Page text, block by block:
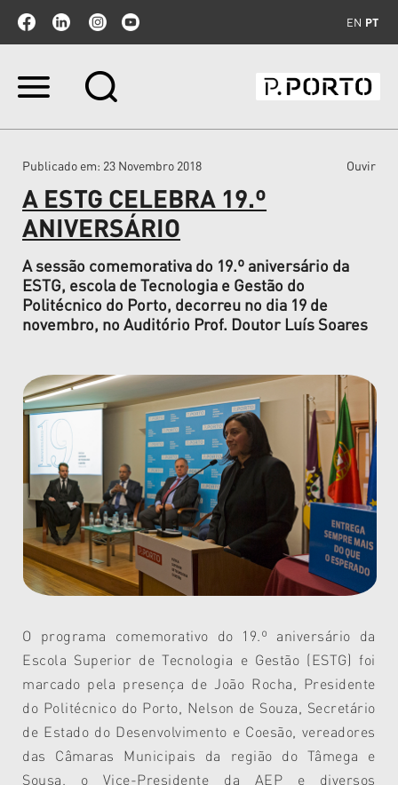
EN PT
Ir
Ir
navegação
Publicado em: 23 Novembro 2018 Ouvir
A ESTG CELEBRA 19.º
ANIVERSÁRIO
A sessão comemorativa do 19.º aniversário da
ESTG, escola de Tecnologia e Gestão do
Politécnico do Porto, decorreu no dia 19 de
novembro, no Auditório Prof. Doutor Luís Soares
O programa comemorativo do 19.º aniversário da
Escola Superior de Tecnologia e Gestão (ESTG) foi
marcado pela presença de João Rocha, Presidente
do Politécnico do Porto, Nelson de Souza, Secretário
de Estado do Desenvolvimento e Coesão, vereadores
das Câmaras Municipais da região do Tâmega e
Sousa, o Vice-Presidente da AEP e diversos